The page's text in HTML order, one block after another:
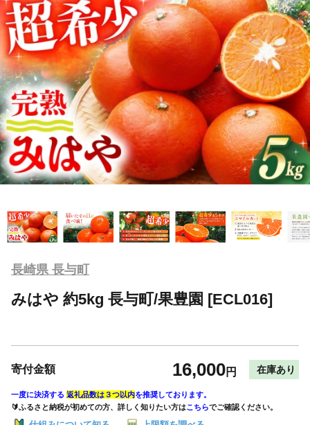
長崎県 長与町
みはや 約5kg 長与町/果豊園 [ECL016]
寄付金額 16,000円 在庫あり
一度に決済する 返礼品数は３つ以内を推奨しております。
🔰ふるさと納税が初めての方、詳しく知りたい方はこちらでご確認ください。